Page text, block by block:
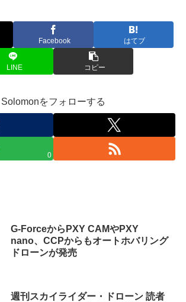
Facebook はてブ
LINE コピー
Solomonをフォローする
0
G-ForceからPXY CAMやPXY
nano、CCPからもオートホバリング
ドローンが発売
週刊スカイライダー・ドローン 読者